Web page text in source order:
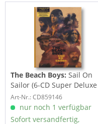
The Beach Boys: Sail On
Sailor (6-CD Super Deluxe
Edition)
Art-Nr.: CD859146
nur noch 1 verfügbar
Sofort versandfertig,